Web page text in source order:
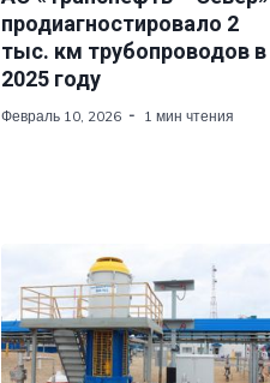
продиагностировало 2
тыс. км трубопроводов в
2025 году
Февраль 10, 2026 1 мин чтения